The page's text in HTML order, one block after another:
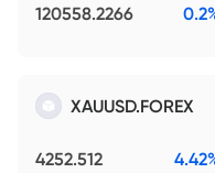
120558.2266
XAUUSD.FOREX
4252.512